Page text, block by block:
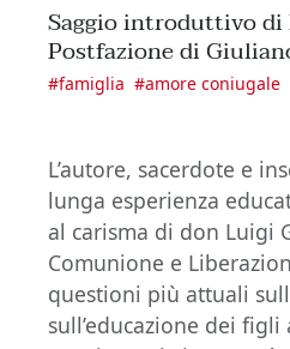
Saggio introduttivo
Postfazione di
#famiglia #amore coniugale
L’autore, sacerdote e
lunga esperienza
al carisma di don Luigi
Comunione e
questioni più attuali
sull’educazione dei figli